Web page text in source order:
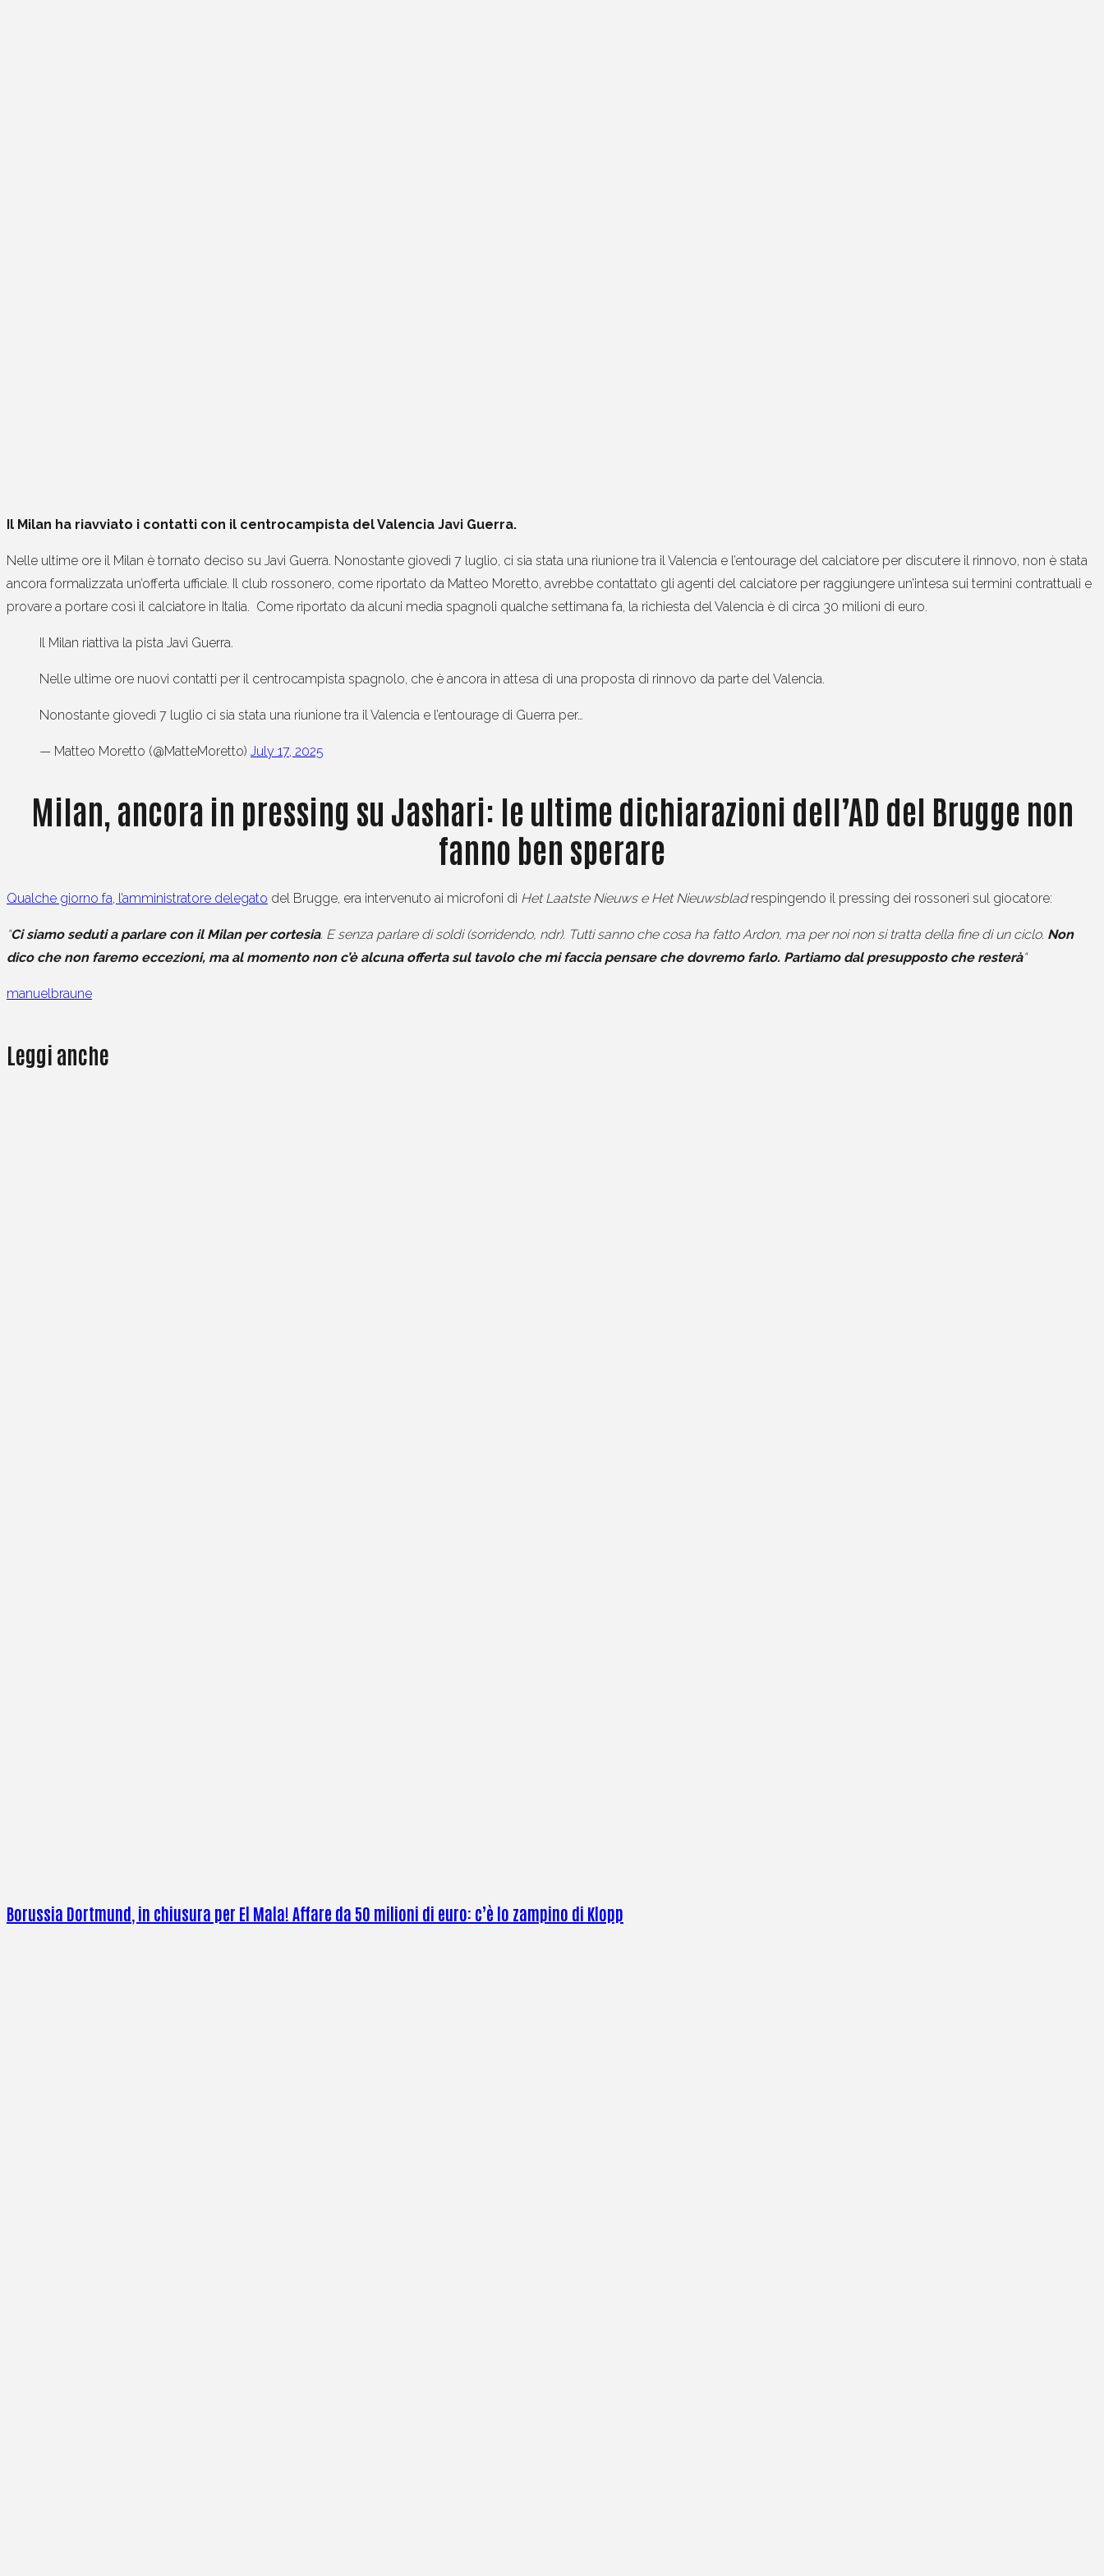
Il Milan ha riavviato i contatti con il centrocampista del Valencia Javi Guerra.
Nelle ultime ore il Milan è tornato deciso su Javi Guerra. Nonostante giovedì 7 luglio, ci sia stata una riunione tra il Valencia e l’entourage del calciatore per discutere il rinnovo, non è stata
ancora formalizzata un’offerta ufficiale. Il club rossonero, come riportato da Matteo Moretto, avrebbe contattato gli agenti del calciatore per raggiungere un’intesa sui termini contrattuali e
provare a portare così il calciatore in Italia. Come riportato da alcuni media spagnoli qualche settimana fa, la richiesta del Valencia è di circa 30 milioni di euro.
Il Milan riattiva la pista Javi Guerra.
Nelle ultime ore nuovi contatti per il centrocampista spagnolo, che è ancora in attesa di una proposta di rinnovo da parte del Valencia.
Nonostante giovedì 7 luglio ci sia stata una riunione tra il Valencia e l’entourage di Guerra per…
— Matteo Moretto (@MatteMoretto) July 17, 2025
Milan, ancora in pressing su Jashari: le ultime dichiarazioni dell’AD del Brugge non
fanno ben sperare
Qualche giorno fa, l’amministratore delegato del Brugge, era intervenuto ai microfoni di Het Laatste Nieuws e Het Nieuwsbladrespingendo il pressing dei rossoneri sul giocatore:
“Ci siamo seduti a parlare con il Milan per cortesia. E senza parlare di soldi (sorridendo, ndr). Tutti sanno che cosa ha fatto Ardon, ma per noi non si tratta della fine di un ciclo. Non
dico che non faremo eccezioni, ma al momento non c’è alcuna offerta sul tavolo che mi faccia pensare che dovremo farlo. Partiamo dal presupposto che resterà“
manuelbraune
Leggi anche
Borussia Dortmund, in chiusura per El Mala! Affare da 50 milioni di euro: c’è lo zampino di Klopp